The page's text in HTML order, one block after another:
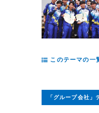
このテーマの一
「グループ会社」